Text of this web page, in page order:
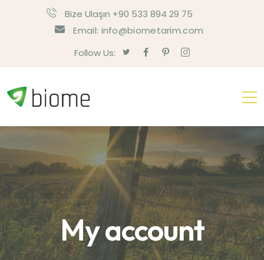
Bize Ulaşın +90 533 894 29 75
Email: info@biometarim.com
Follow Us:
My account